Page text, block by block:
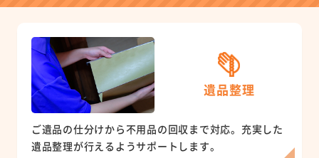
遺品整理
ご遺品の仕分けから不用品の回収まで対応。充実した
遺品整理が行えるようサポートします。